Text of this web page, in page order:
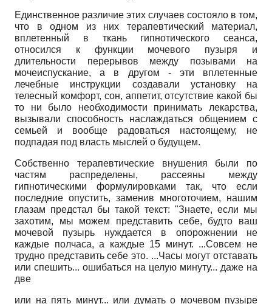
Единственное различие этих случаев состояло в том,
что в одном из них терапевтический материал,
вплетенный в ткань гипнотического сеанса,
относился к функции мочевого пузыря и
длительности перерывов между позывами на
мочеиспускание, а в другом - эти вплетенные
лечебные инструкции создавали установку на
телесный комфорт, сон, аппетит, отсутствие какой бы
то ни было необходимости принимать лекарства,
вызывали способность наслаждаться общением с
семьей и вообще радоваться настоящему, не
подпадая под власть мыслей о будущем.
Собственно терапевтические внушения были по
частям распределены, рассеяны между
гипнотическими формулировками так, что если
последние опустить, заменив многоточием, нашим
глазам предстал бы такой текст: "Знаете, если мы
захотим, мы можем представить себе, будто ваш
мочевой пузырь нуждается в опорожнении не
каждые полчаса, а каждые 15 минут. ...Совсем не
трудно представить себе это. ...Часы могут отставать
или спешить... ошибаться на целую минуту... даже на
две
или на пять минут... или думать о мочевом пузыре